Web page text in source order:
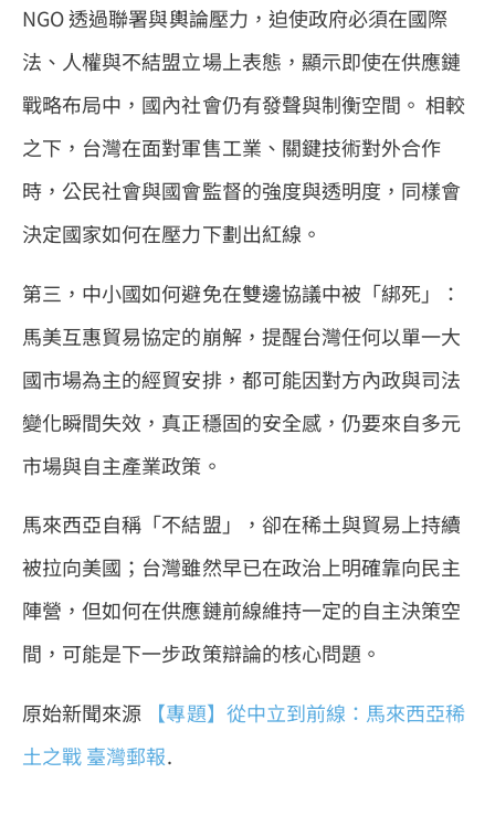
NGO 透過聯署與輿論壓力，迫使政府必須在國際
法、人權與不結盟立場上表態，顯示即使在供應鏈
戰略布局中，國內社會仍有發聲與制衡空間。 相較
之下，台灣在面對軍售工業、關鍵技術對外合作
時，公民社會與國會監督的強度與透明度，同樣會
決定國家如何在壓力下劃出紅線。
第三，中小國如何避免在雙邊協議中被「綁死」：
馬美互惠貿易協定的崩解，提醒台灣任何以單一大
國市場為主的經貿安排，都可能因對方內政與司法
變化瞬間失效，真正穩固的安全感，仍要來自多元
市場與自主產業政策。
馬來西亞自稱「不結盟」，卻在稀土與貿易上持續
被拉向美國；台灣雖然早已在政治上明確靠向民主
陣營，但如何在供應鏈前線維持一定的自主決策空
間，可能是下一步政策辯論的核心問題。
原始新聞來源
【專題】從中立到前線：馬來西亞稀
土之戰臺灣郵報.